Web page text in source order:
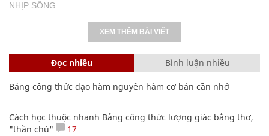
NHỊP SỐNG
XEM THÊM BÀI VIẾT
Đọc nhiều Bình luận nhiều
Bảng công thức đạo hàm nguyên hàm cơ bản cần nhớ
Cách học thuộc nhanh Bảng công thức lượng giác bằng thơ,
"thần chú"
17